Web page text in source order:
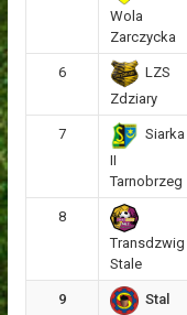
Wola
Zarczycka
6
LZS
Zdziary
7
Siarka
II
Tarnobrzeg
8
Transdzwig
Stale
9
Stal